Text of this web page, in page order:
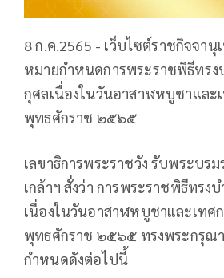
8 ก.ค.2565 - เว็บไซต์ราชกิจจานุ
หมายกำหนดการพระราชพิธีทร
กุศลเนื่องในวันอาสาฬหบูชาและ
พุทธศักราช ๒๕๖๕
เลขาธิการพระราชวัง รับพระบร
เกล้าฯ สั่งว่า การพระราชพิธีทรง
เนื่องในวันอาสาฬหบูชาและเทศ
พุทธศักราช ๒๕๖๕ ทรงพระกรุณา
กำหนดดังต่อไปนี้